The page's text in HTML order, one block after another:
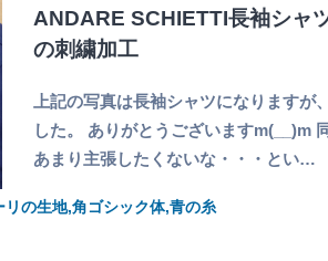
ANDARE SCHIETTI長袖シャ
の刺繍加工
上記の写真は長袖シャツになります
した。 ありがとうございますm(__)m
あまり主張したくないな・・・とい…
の生地,角ゴシック体,青の糸